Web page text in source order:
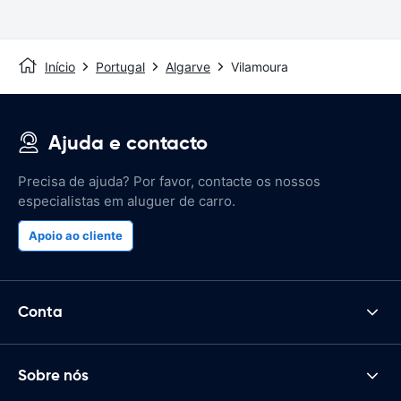
Início Portugal Algarve Vilamoura
Ajuda e contacto
Precisa de ajuda? Por favor, contacte os nossos
especialistas em aluguer de carro.
Apoio ao cliente
Conta
Sobre nós